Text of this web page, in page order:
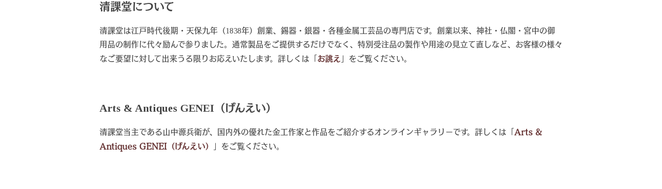
清課堂について
清課堂は江戸時代後期・天保九年（1838年）創業、錫器・銀器・各種金属工芸品の専門店です。創業以来、神社・仏閣・宮中の御
用品の制作に代々励んで参りました。通常製品をご提供するだけでなく、特別受注品の製作や用途の見立て直しなど、お客様の様々
なご要望に対して出来うる限りお応えいたします。詳しくは「 お誂え 」をご覧ください。
Arts & Antiques GENEI（げんえい）
清課堂当主である山中源兵衛が、国内外の優れた金工作家と作品をご紹介するオンラインギャラリーです。詳しくは「
Arts &
Antiques GENEI（げんえい）
」をご覧ください。